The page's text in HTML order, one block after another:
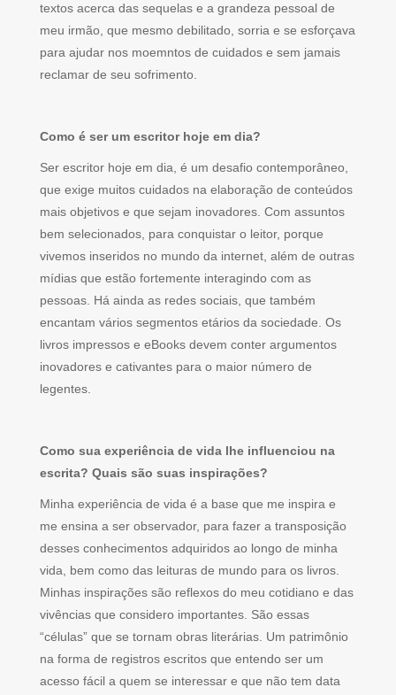
textos acerca das sequelas e a grandeza pessoal de
meu irmão, que mesmo debilitado, sorria e se esforçava
para ajudar nos moemntos de cuidados e sem jamais
reclamar de seu sofrimento.
Como é ser um escritor hoje em dia?
Ser escritor hoje em dia, é um desafio contemporâneo,
que exige muitos cuidados na elaboração de conteúdos
mais objetivos e que sejam inovadores. Com assuntos
bem selecionados, para conquistar o leitor, porque
vivemos inseridos no mundo da internet, além de outras
mídias que estão fortemente interagindo com as
pessoas. Há ainda as redes sociais, que também
encantam vários segmentos etários da sociedade. Os
livros impressos e eBooks devem conter argumentos
inovadores e cativantes para o maior número de
legentes.
Como sua experiência de vida lhe influenciou na
escrita? Quais são suas inspirações?
Minha experiência de vida é a base que me inspira e
me ensina a ser observador, para fazer a transposição
desses conhecimentos adquiridos ao longo de minha
vida, bem como das leituras de mundo para os livros.
Minhas inspirações são reflexos do meu cotidiano e das
vivências que considero importantes. São essas
“células” que se tornam obras literárias. Um patrimônio
na forma de registros escritos que entendo ser um
acesso fácil a quem se interessar e que não tem data